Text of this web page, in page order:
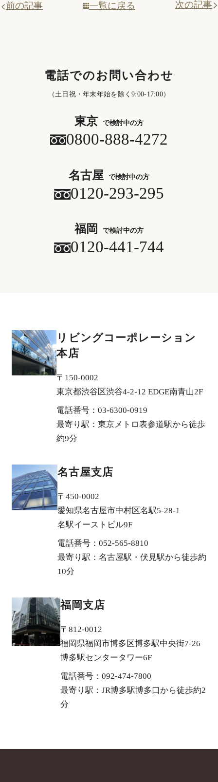
前の記事 一覧に戻る 次の記事
電話でのお問い合わせ
（土日祝・年末年始を除く9:00-17:00）
東京 で検討中の方
0800-888-4272
名古屋 で検討中の方
0120-293-295
福岡 で検討中の方
0120-441-744
リビングコーポレーション
本店
〒150-0002
東京都渋谷区渋谷4-2-12 EDGE南青山2F
電話番号：03-6300-0919
最寄り駅：東京メトロ表参道駅から徒歩
約9分
名古屋支店
〒450-0002
愛知県名古屋市中村区名駅5-28-1
名駅イーストビル9F
電話番号：052-565-8810
最寄り駅：名古屋駅・伏見駅から徒歩約
10分
福岡支店
〒812-0012
福岡県福岡市博多区博多駅中央街7-26
博多駅センタータワー6F
電話番号：092-474-7800
最寄り駅：JR博多駅博多口から徒歩約2
分